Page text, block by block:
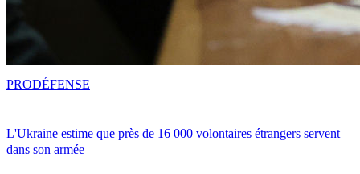
L'Ukraine estime que près de 16 000 volontaires étrangers servent
dans son armée
PRODÉFENSE